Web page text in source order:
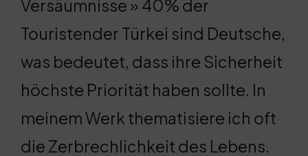
Versäumnisse » 40% der
Touristender Türkei sind Deutsche,
was bedeutet, dass ihre Sicherheit
höchste Priorität haben sollte. In
meinem Werk thematisiere ich oft
die Zerbrechlichkeit des Lebens.